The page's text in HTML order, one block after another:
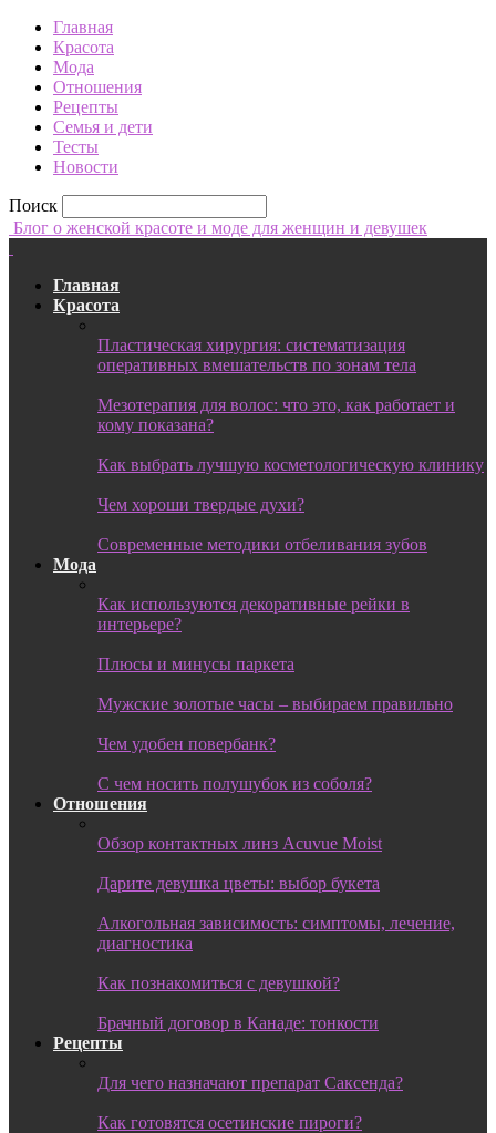
Главная
Красота
Мода
Отношения
Рецепты
Семья и дети
Тесты
Новости
Поиск
Блог о женской красоте и моде для женщин и девушек
Главная
Красота
Пластическая хирургия: систематизация
оперативных вмешательств по зонам тела
Мезотерапия для волос: что это, как работает и
кому показана?
Как выбрать лучшую косметологическую клинику
Чем хороши твердые духи?
Современные методики отбеливания зубов
Мода
Как используются декоративные рейки в
интерьере?
Плюсы и минусы паркета
Мужские золотые часы – выбираем правильно
Чем удобен повербанк?
С чем носить полушубок из соболя?
Отношения
Обзор контактных линз Acuvue Moist
Дарите девушка цветы: выбор букета
Алкогольная зависимость: симптомы, лечение,
диагностика
Как познакомиться с девушкой?
Брачный договор в Канаде: тонкости
Рецепты
Для чего назначают препарат Саксенда?
Как готовятся осетинские пироги?